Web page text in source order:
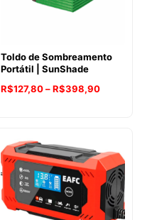
Toldo de Sombreamento
Portátil | SunShade
R$127,80–R$398,90Faixa
através
R$398,90